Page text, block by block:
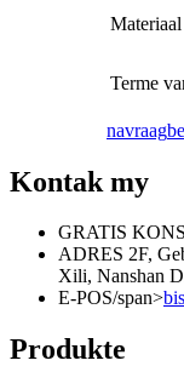
Materiaal
Terme
navraag
Kontak my
GRATIS
ADRES 2F,
Xili, Nanshan
E-POS/span>
Produkte